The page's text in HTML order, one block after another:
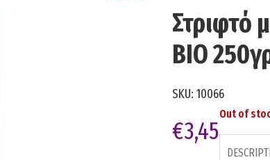
Στριφτό
BIO
SKU: 10066
€3,45
Out of